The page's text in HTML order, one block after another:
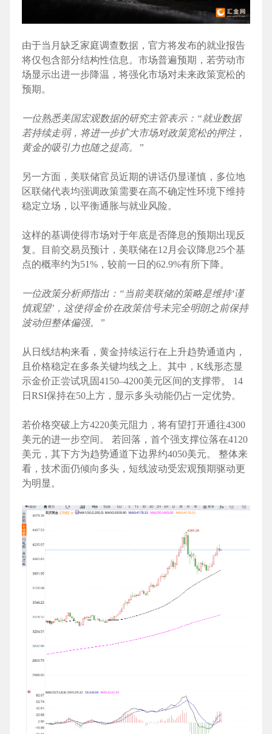
由于当月缺乏家庭调查数据，官方将发布的就业报告
将仅包含部分结构性信息。市场普遍预期，若劳动市
场显示出进一步降温，将强化市场对未来政策宽松的
预期。
一位熟悉美国宏观数据的研究主管表示：“就业数据
若持续走弱，将进一步扩大市场对政策宽松的押注，
黄金的吸引力也随之提高。”
另一方面，美联储官员近期的讲话仍显谨慎，多位地
区联储代表均强调政策需要在高不确定性环境下维持
稳定立场，以平衡通胀与就业风险。
这样的基调使得市场对于年底是否降息的预期出现反
复。目前交易员预计，美联储在12月会议降息25个基
点的概率约为51%，较前一日的62.9%有所下降。
一位政策分析师指出：“当前美联储的策略是维持‘谨
慎观望’，这使得金价在政策信号未完全明朗之前保持
波动但整体偏强。”
从日线结构来看，黄金持续运行在上升趋势通道内，
且价格稳定在多条关键均线之上。其中，K线形态显
示金价正尝试巩固4150–4200美元区间的支撑带。 14
日RSI保持在50上方，显示多头动能仍占一定优势。
若价格突破上方4220美元阻力，将有望打开通往4300
美元的进一步空间。 若回落，首个强支撑位落在4120
美元，其下方为趋势通道下边界约4050美元。 整体来
看，技术面仍倾向多头，短线波动受宏观预期驱动更
为明显。